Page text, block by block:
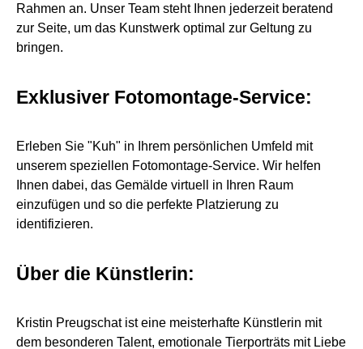
Rahmen an. Unser Team steht Ihnen jederzeit beratend
zur Seite, um das Kunstwerk optimal zur Geltung zu
bringen.
Exklusiver Fotomontage-Service:
Erleben Sie "Kuh" in Ihrem persönlichen Umfeld mit
unserem speziellen Fotomontage-Service. Wir helfen
Ihnen dabei, das Gemälde virtuell in Ihren Raum
einzufügen und so die perfekte Platzierung zu
identifizieren.
Über die Künstlerin:
Kristin Preugschat ist eine meisterhafte Künstlerin mit
dem besonderen Talent, emotionale Tierporträts mit Liebe